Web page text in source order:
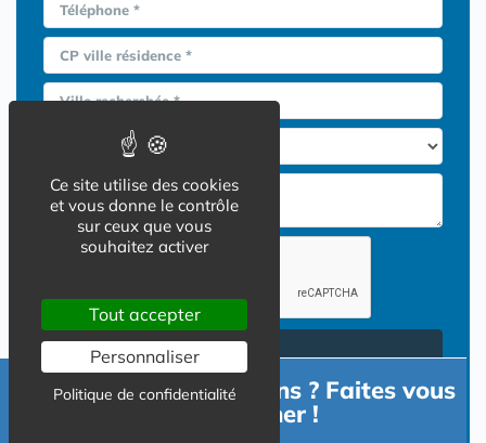
Téléphone *
CP ville résidence *
Ville recherchée *
Envoyer
En cliquant sur le bouton ENVOYER vous acceptez d’être contacté par mail
ou téléphone par les opérateurs de résidences services répondant à votre
Besoin d'informations ? Faites vous
accompagner !
Ce site utilise des cookies
et vous donne le contrôle
sur ceux que vous
souhaitez activer
Tout accepter
Personnaliser
Politique de confidentialité